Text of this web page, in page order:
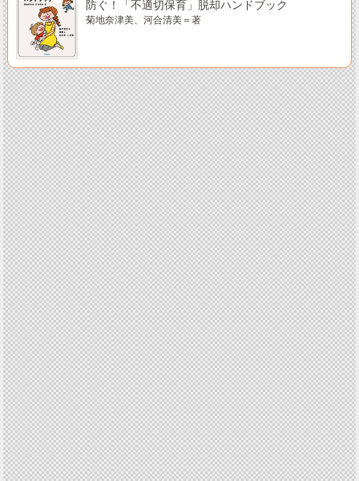
防ぐ！「不適切保育」脱却ハンドブック
菊地奈津美、河合清美＝著